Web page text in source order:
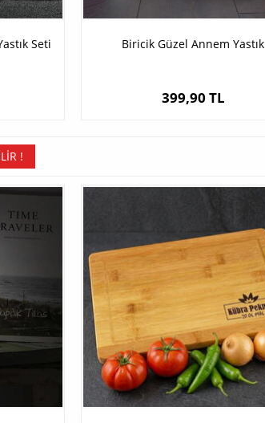
Seti Biricik Güzel Annem Yastık
399,90 TL
!